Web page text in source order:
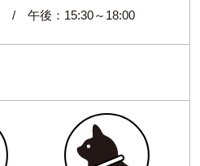
/ 午後：15:30～18:00